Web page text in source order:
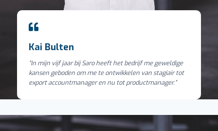
Kai Bulten
“In mijn vijf jaar bij Saro heeft het bedrijf me geweldige
kansen geboden om me te ontwikkelen van stagiair tot
export accountmanager en nu tot productmanager.”